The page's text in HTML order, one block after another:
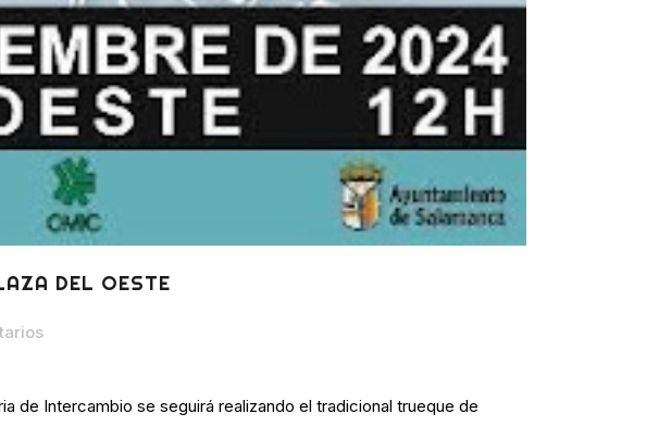
DEL OESTE
de Intercambio se seguirá realizando el tradicional trueque de